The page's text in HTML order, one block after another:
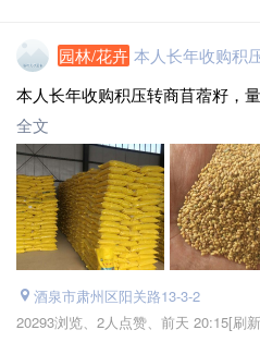
园林/花卉 本人长年收购积
本人长年收购积压转商苜蓿籽，
全文
酒泉市肃州区阳关路13-3-2
20293浏览、 2人点赞、 前天 20:15[刷